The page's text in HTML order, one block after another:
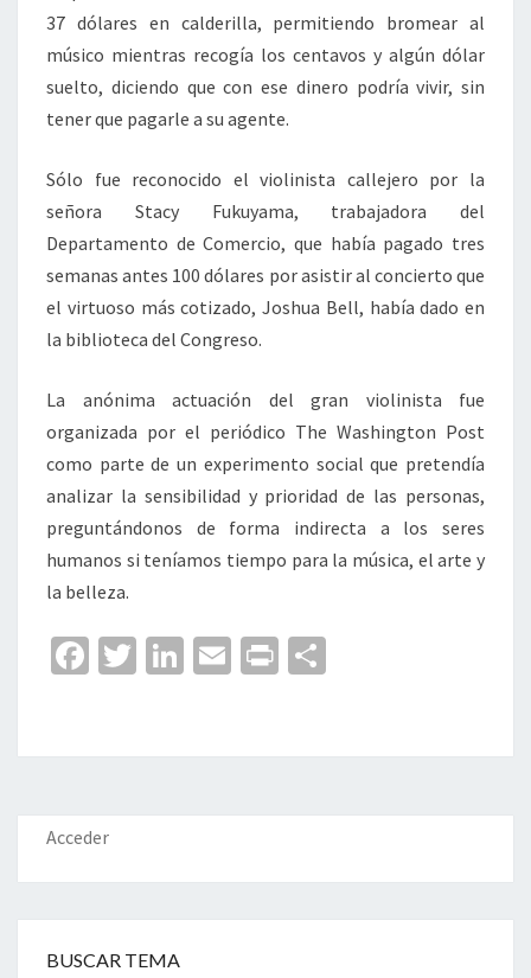
37 dólares en calderilla, permitiendo bromear al
músico mientras recogía los centavos y algún dólar
suelto, diciendo que con ese dinero podría vivir, sin
tener que pagarle a su agente.
Sólo fue reconocido el violinista callejero por la
señora Stacy Fukuyama, trabajadora del
Departamento de Comercio, que había pagado tres
semanas antes 100 dólares por asistir al concierto que
el virtuoso más cotizado, Joshua Bell, había dado en
la biblioteca del Congreso.
La anónima actuación del gran violinista fue
organizada por el periódico The Washington Post
como parte de un experimento social que pretendía
analizar la sensibilidad y prioridad de las personas,
preguntándonos de forma indirecta a los seres
humanos si teníamos tiempo para la música, el arte y
la belleza.
Fa
o
o
k
T
er
Li
dI
n
E
l
Pr
p
ar
Acceder
BUSCAR TEMA